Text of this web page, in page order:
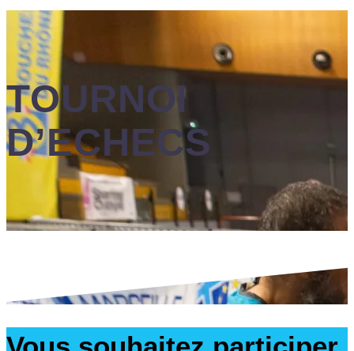
TOURNOI
D’ECHECS